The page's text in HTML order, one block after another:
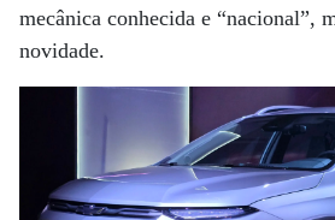
mecânica conhecida e “nacional”,
novidade.